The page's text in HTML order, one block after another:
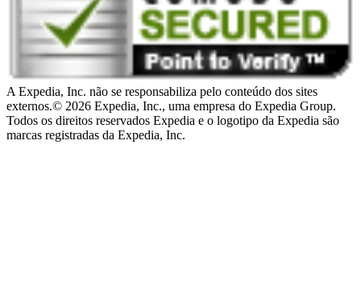
A Expedia, Inc. não se responsabiliza pelo conteúdo dos sites
externos.© 2026 Expedia, Inc., uma empresa do Expedia Group.
Todos os direitos reservados Expedia e o logotipo da Expedia são
marcas registradas da Expedia, Inc.